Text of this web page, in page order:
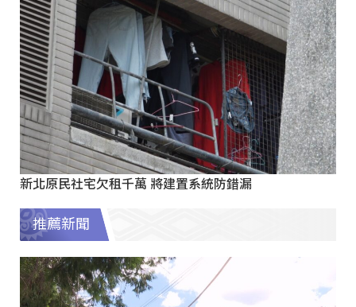
新北原民社宅欠租千萬 將建置系統防錯漏
推薦新聞